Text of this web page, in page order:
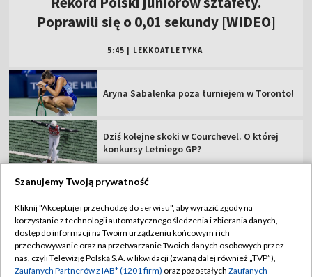
Dziś kolejne skoki w Courchevel. O której
konkursy Letniego GP?
Legenda nie ma złudzeń. "Jagiellonia
MŚ do lat 20, Oregon 2026 – dzień 4. [ZAPIS]
Oburzenie po meczu Korona – Legia.
"Bałagan i ewidentny karny"
Szanujemy Twoją prywatność
Kliknij "Akceptuję i przechodzę do serwisu", aby wyrazić zgody na
korzystanie z technologii automatycznego śledzenia i zbierania danych,
dostęp do informacji na Twoim urządzeniu końcowym i ich
przechowywanie oraz na przetwarzanie Twoich danych osobowych przez
nas, czyli Telewizję Polską S.A. w likwidacji (zwaną dalej również „TVP”),
Zaufanych Partnerów z IAB* (1201 firm) oraz pozostałych Zaufanych